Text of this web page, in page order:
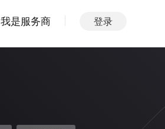
我是服务商 登录